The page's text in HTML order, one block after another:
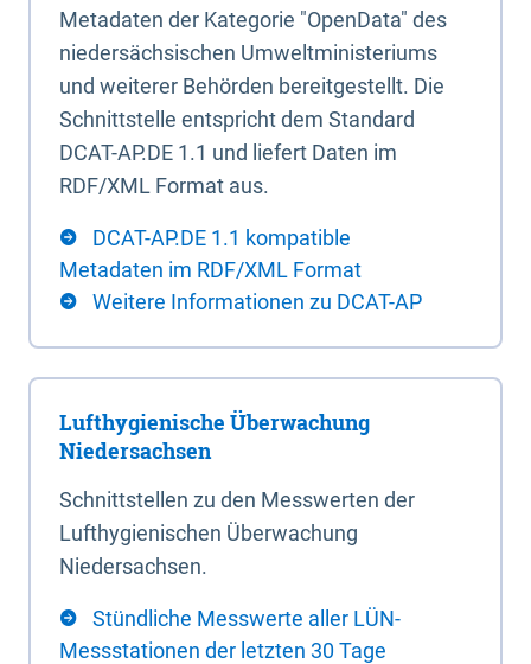
Metadaten der Kategorie "OpenData" des
niedersächsischen Umweltministeriums
und weiterer Behörden bereitgestellt. Die
Schnittstelle entspricht dem Standard
DCAT-AP.DE 1.1 und liefert Daten im
RDF/XML Format aus.
DCAT-AP.DE 1.1 kompatible
Metadaten im RDF/XML Format
Weitere Informationen zu DCAT-AP
Lufthygienische Überwachung
Niedersachsen
Schnittstellen zu den Messwerten der
Lufthygienischen Überwachung
Niedersachsen.
Stündliche Messwerte aller LÜN-
Messstationen der letzten 30 Tage